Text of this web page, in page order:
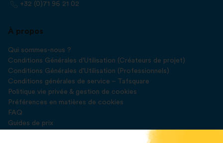
+32 (0)71 96 21 02
À propos
Qui sommes-nous ?
Conditions Générales d'Utilisation (Créateurs de projet)
Conditions Générales d'Utilisation (Professionnels)
Conditions générales de service – Tafsquare
Politique vie privée & gestion de cookies
Préférences en matières de cookies
FAQ
Guides de prix